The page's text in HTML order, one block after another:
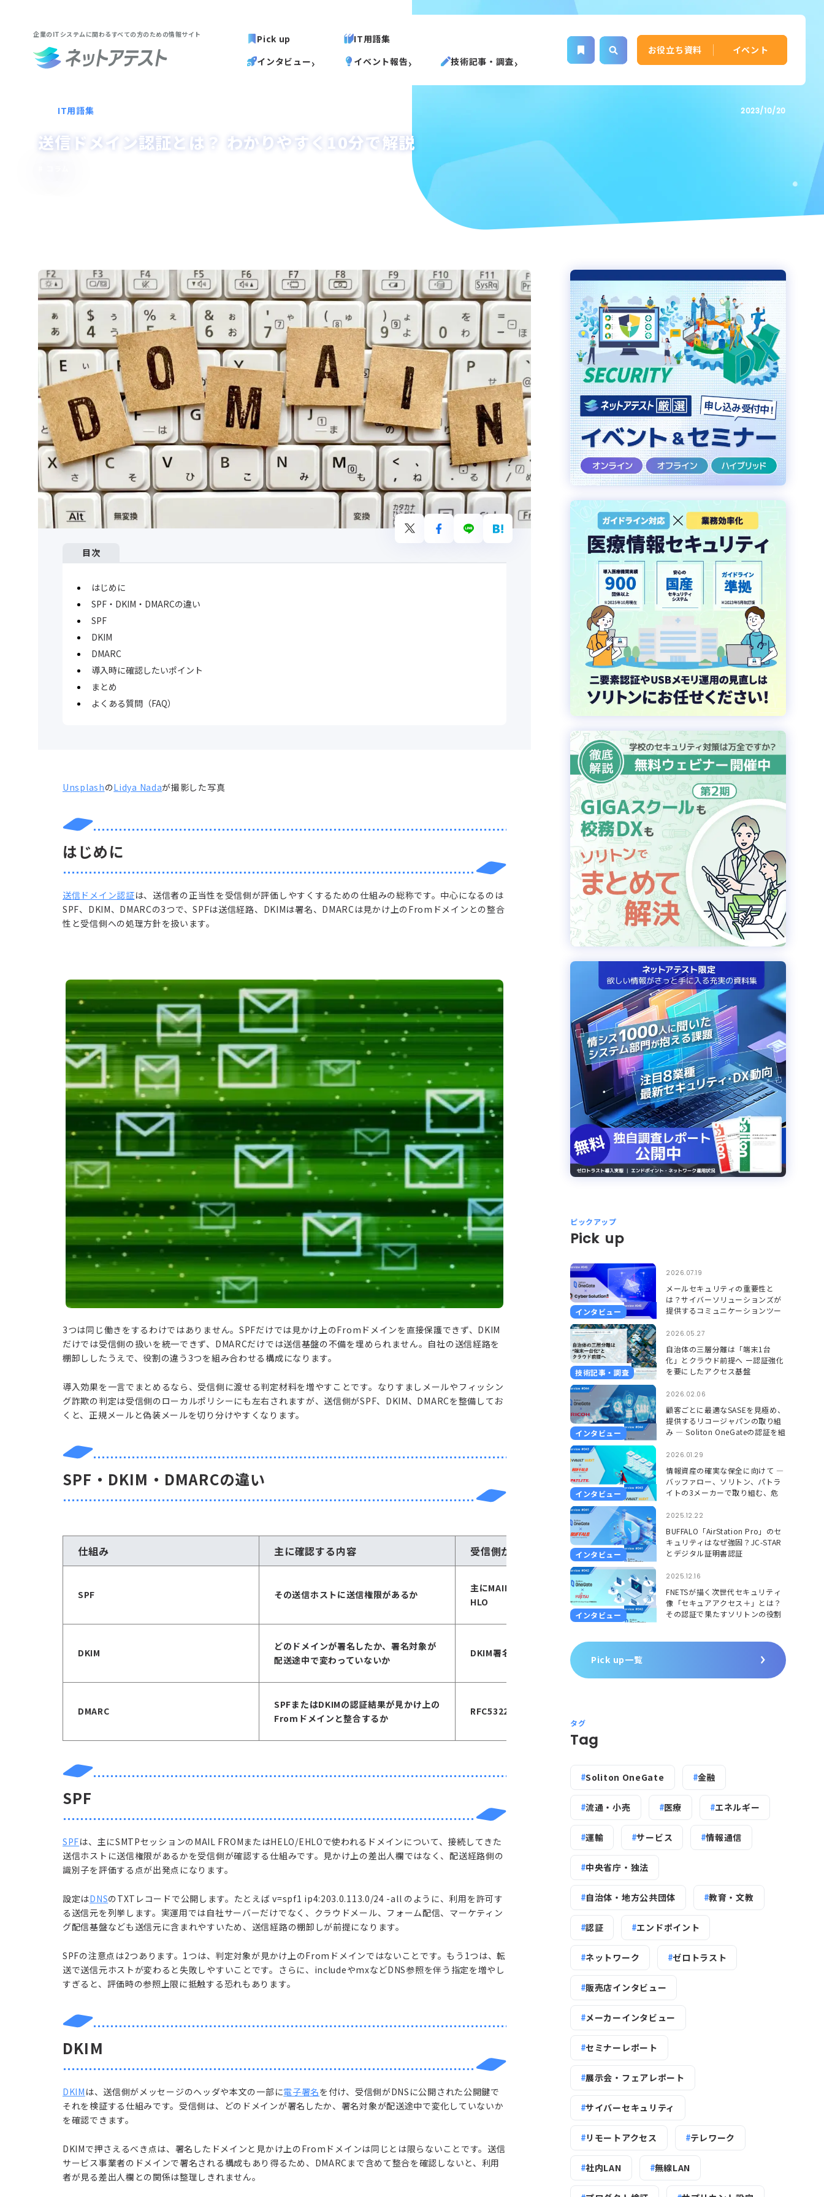
企業のITシステムに関わるすべての方のための情報サイト Pick up
IT用語集
インタビュー
イベント報告 技術記事・調査
お役立ち資料 イベント
IT用語集 2023/10/20
送信ドメイン認証とは？ わかりやすく10分で解説
目次
はじめに
SPF・DKIM・DMARCの違い
SPF
DKIM
DMARC
導入時に確認したいポイント
まとめ
よくある質問（FAQ）
UnsplashのLidya Nadaが撮影した写真
はじめに
送信ドメイン認証は、送信者の正当性を受信側が評価しやすくするための仕組みの総称です。中心になるのは
SPF、DKIM、DMARCの3つで、SPFは送信経路、DKIMは署名、DMARCは見かけ上のFromドメインとの整合
性と受信側への処理方針を扱います。
3つは同じ働きをするわけではありません。SPFだけでは見かけ上のFromドメインを直接保護できず、DKIM
だけでは受信側の扱いを統一できず、DMARCだけでは送信基盤の不備を埋められません。自社の送信経路を
棚卸ししたうえで、役割の違う3つを組み合わせる構成になります。
導入効果を一言でまとめるなら、受信側に渡せる判定材料を増やすことです。なりすましメールやフィッシン
グ詐欺の判定は受信側のローカルポリシーにも左右されますが、送信側がSPF、DKIM、DMARCを整備してお
くと、正規メールと偽装メールを切り分けやすくなります。
SPF・DKIM・DMARCの違い
仕組み 主に確認する内容 受信側が見る識別子 単独では足りない点
SPF その送信ホストに送信権限があるか
主にMAIL FROM、必要に応じてHELO/E
HLO
見かけ上のFromドメインとの整合ま
は保証しません
DKIM
どのドメインが署名したか、署名対象が
配送途中で変わっていないか
DKIM署名のd=ドメイン
署名ドメインと見かけ上のFromドメ
DMARC
SPFまたはDKIMの認証結果が見かけ上の
Fromドメインと整合するか
RFC5322.Fromのドメイン
SPF
SPFは、主にSMTPセッションのMAIL FROMまたはHELO/EHLOで使われるドメインについて、接続してきた
送信ホストに送信権限があるかを受信側が確認する仕組みです。見かけ上の差出人欄ではなく、配送経路側の
識別子を評価する点が出発点になります。
設定はDNSのTXTレコードで公開します。たとえば v=spf1 ip4:203.0.113.0/24 -all のように、利用を許可す
る送信元を列挙します。実運用では自社サーバーだけでなく、クラウドメール、フォーム配信、マーケティン
グ配信基盤なども送信元に含まれやすいため、送信経路の棚卸しが前提になります。
SPFの注意点は2つあります。1つは、判定対象が見かけ上のFromドメインではないことです。もう1つは、転
送で送信元ホストが変わると失敗しやすいことです。さらに、includeやmxなどDNS参照を伴う指定を増やし
すぎると、評価時の参照上限に抵触する恐れもあります。
DKIM
DKIM は、送信側がメッセージのヘッダや本文の一部に電子署名を付け、受信側がDNSに公開された公開鍵で
それを検証する仕組みです。受信側は、どのドメインが署名したか、署名対象が配送途中で変化していないか
を確認できます。
DKIMで押さえるべき点は、署名したドメインと見かけ上のFromドメインは同じとは限らないことです。送信
サービス事業者のドメインで署名される構成もあり得るため、DMARCまで含めて整合を確認しないと、利用
者が見る差出人欄との関係は整理しきれません。
ピックアップ
Pick up
インタビュー
2026.07.19
メールセキュリティの重要性と
は？サイバーソリューションズが
提供するコミュニケーションツー
Soliton OneGate
技術記事・調査
2026.05.27
自治体の三層分離は「端末1台
化」とクラウド前提へ ー認証強化
を要にしたアクセス基盤
インタビュー
2026.02.06
顧客ごとに最適なSASEを見極め、
提供するリコージャパンの取り組
み ― Soliton OneGateの認証を組
境に ―
インタビュー
2026.01.29
情報資産の確実な保全に向けて ―
バッファロー、ソリトン、パトラ
イトの3メーカーで取り組む、危
捉えるソリューション ―
インタビュー
2025.12.22
BUFFALO「AirStation Pro」のセ
キュリティはなぜ強固？JC-STAR
とデジタル証明書認証
インタビュー
2025.12.16
FNETSが描く次世代セキュリティ
像「セキュアアクセス＋」とは？
その認証で果たすソリトンの役割
Pick up一覧
タグ
Tag
Soliton OneGate 金融
流通・小売 医療 エネルギー
運輸 サービス 情報通信
中央省庁・独法
自治体・地方公共団体 教育・文教
認証 エンドポイント
ネットワーク ゼロトラスト
販売店インタビュー
メーカーインタビュー
セミナーレポート
展示会・フェアレポート
サイバーセキュリティ
リモートアクセス テレワーク
社内LAN 無線LAN